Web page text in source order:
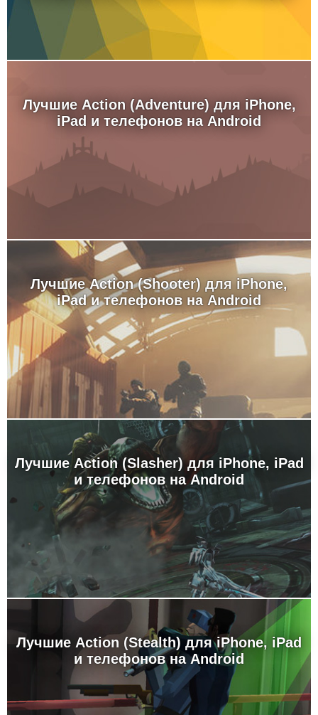
Лучшие Action (Adventure) для iPhone,
iPad и телефонов на Android
Лучшие Action (Shooter) для iPhone,
iPad и телефонов на Android
Лучшие Action (Slasher) для iPhone, iPad
и телефонов на Android
Лучшие Action (Stealth) для iPhone, iPad
и телефонов на Android